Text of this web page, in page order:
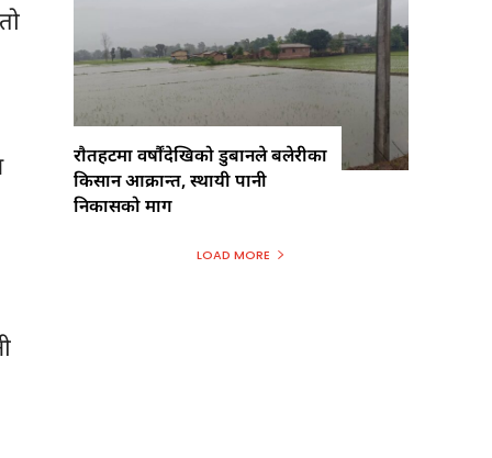
राैतहटमा वर्षौंदेखिको डुबानले बलेरीका
किसान आक्रान्त, स्थायी पानी
निकासको माग
LOAD MORE